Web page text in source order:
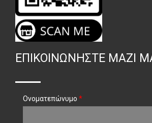
ΕΠΙΚΟΙΝΩΝΉΣΤΕ ΜΑΖΊ
Ονοματεπώνυμο *